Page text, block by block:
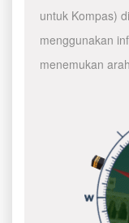
untuk Kompas)
menggunakan
menemukan